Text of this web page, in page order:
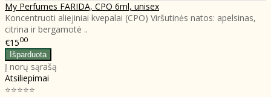
My Perfumes FARIDA, CPO 6ml, unisex
Koncentruoti aliejiniai kvepalai (CPO) Viršutinės natos: apelsinas,
citrina ir bergamotė ..
€1500
Į norų sąrašą
Atsiliepimai
⭐⭐⭐⭐⭐